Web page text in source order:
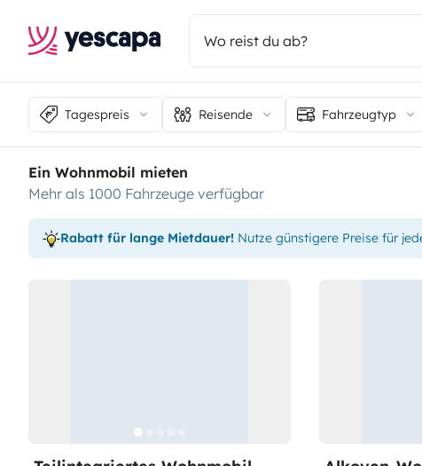
Tagespreis Reisende Fahrzeugtyp
Ein Wohnmobil mieten
mehr als 1000 Fahrzeuge verfügbar
Rabatt für lange Mietdauer! Nutze günstigere Preise für